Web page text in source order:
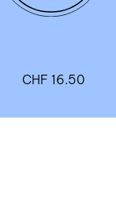
CHF 16.50